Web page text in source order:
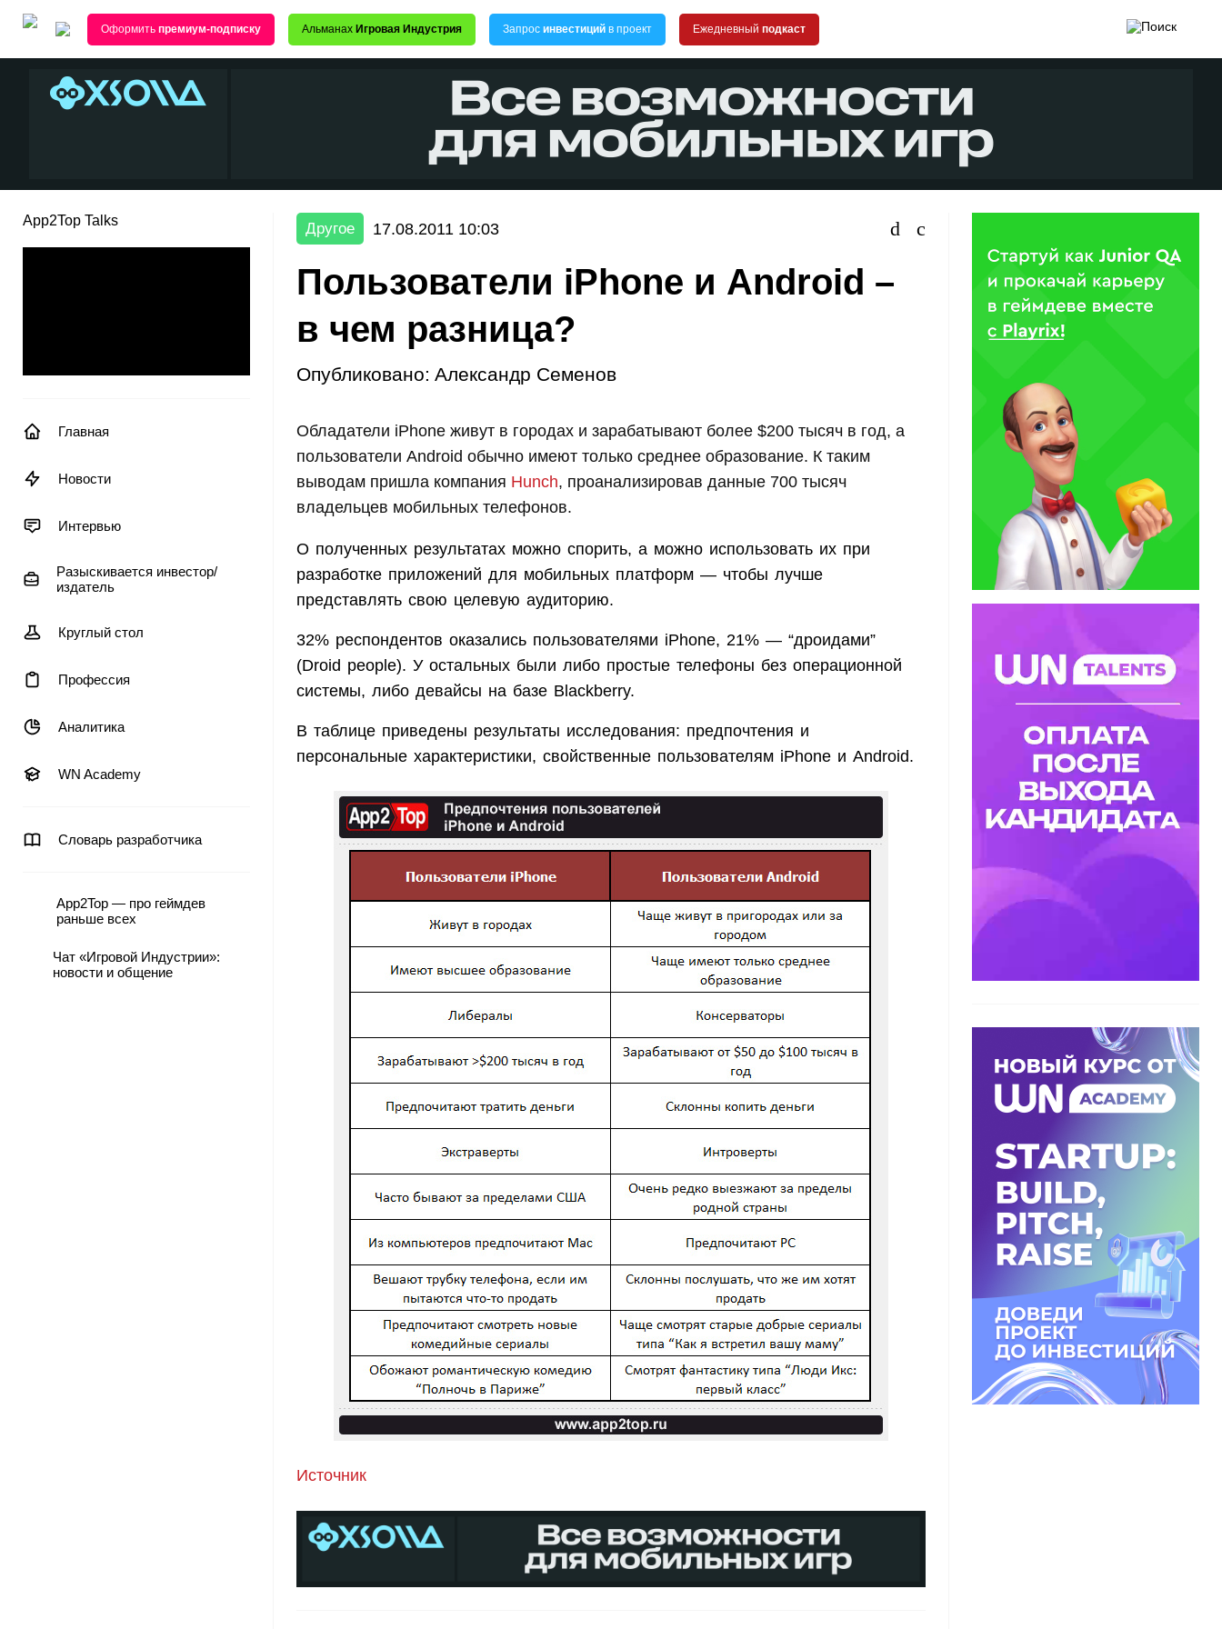
Оформить премиум-подписку Альманах Игровая Индустрия Запрос инвестиций в проект Ежедневный подкаст
App2Top Talks
Главная
Новости
Интервью
Разыскивается инвестор/
издатель
Круглый стол
Профессия
Аналитика
WN Academy
Словарь разработчика
App2Top — про геймдев
раньше всех
Чат «Игровой Индустрии»:
новости и общение
Другое 17.08.2011 10:03
Пользователи iPhone и Android –
в чем разница?
Опубликовано: Александр Семенов
Обладатели iPhone живут в городах и зарабатывают более $200 тысяч в год, а
пользователи Android обычно имеют только среднее образование. К таким
выводам пришла компания Hunch, проанализировав данные 700 тысяч
владельцев мобильных телефонов.
О полученных результатах можно спорить, а можно использовать их при
разработке приложений для мобильных платформ — чтобы лучше
представлять свою целевую аудиторию.
32% респондентов оказались пользователями iPhone, 21% — “дроидами”
(Droid people). У остальных были либо простые телефоны без операционной
системы, либо девайсы на базе Blackberry.
В таблице приведены результаты исследования: предпочтения и
персональные характеристики, свойственные пользователям iPhone и Android.
Источник